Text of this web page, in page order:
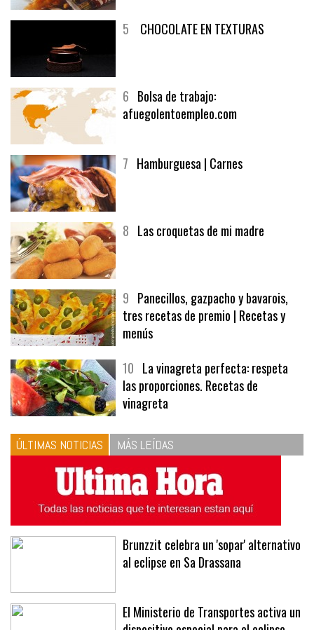
6Bolsa de trabajo:
9Panecillos, gazpacho y bavarois,
tres recetas de premio | Recetas y
menús
10La vinagreta perfecta: respeta
las proporciones. Recetas de
vinagreta
ÚLTIMAS NOTICIAS MÁS LEÍDAS
Brunzzit celebra un 'sopar' alternativo